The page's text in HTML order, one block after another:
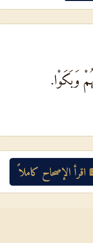
وَبَكَوْا.
اقرأ الإصحاح كاملاً